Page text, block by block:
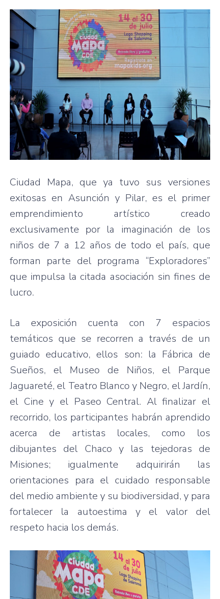
Ciudad Mapa, que ya tuvo sus versiones
exitosas en Asunción y Pilar, es el primer
emprendimiento artístico creado
exclusivamente por la imaginación de los
niños de 7 a 12 años de todo el país, que
forman parte del programa “Exploradores”
que impulsa la citada asociación sin fines de
lucro.
La exposición cuenta con 7 espacios
temáticos que se recorren a través de un
guiado educativo, ellos son: la Fábrica de
Sueños, el Museo de Niños, el Parque
Jaguareté, el Teatro Blanco y Negro, el Jardín,
el Cine y el Paseo Central. Al finalizar el
recorrido, los participantes habrán aprendido
acerca de artistas locales, como los
dibujantes del Chaco y las tejedoras de
Misiones; igualmente adquirirán las
orientaciones para el cuidado responsable
del medio ambiente y su biodiversidad, y para
fortalecer la autoestima y el valor del
respeto hacia los demás.